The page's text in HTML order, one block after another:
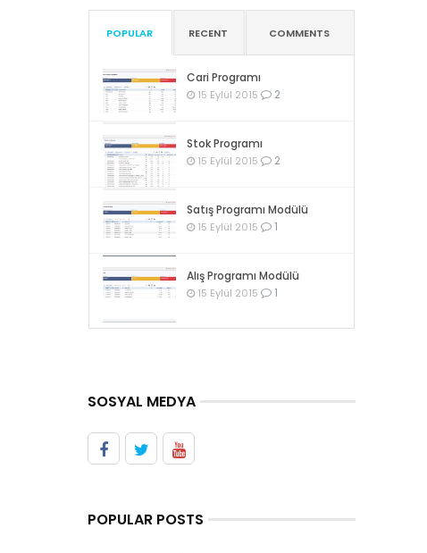
POPULAR RECENT COMMENTS
Cari Programı
15 Eylül 2015 2
Stok Programı
15 Eylül 2015 2
Satış Programı Modülü
15 Eylül 2015 1
Alış Programı Modülü
15 Eylül 2015 1
SOSYAL MEDYA
POPULAR POSTS